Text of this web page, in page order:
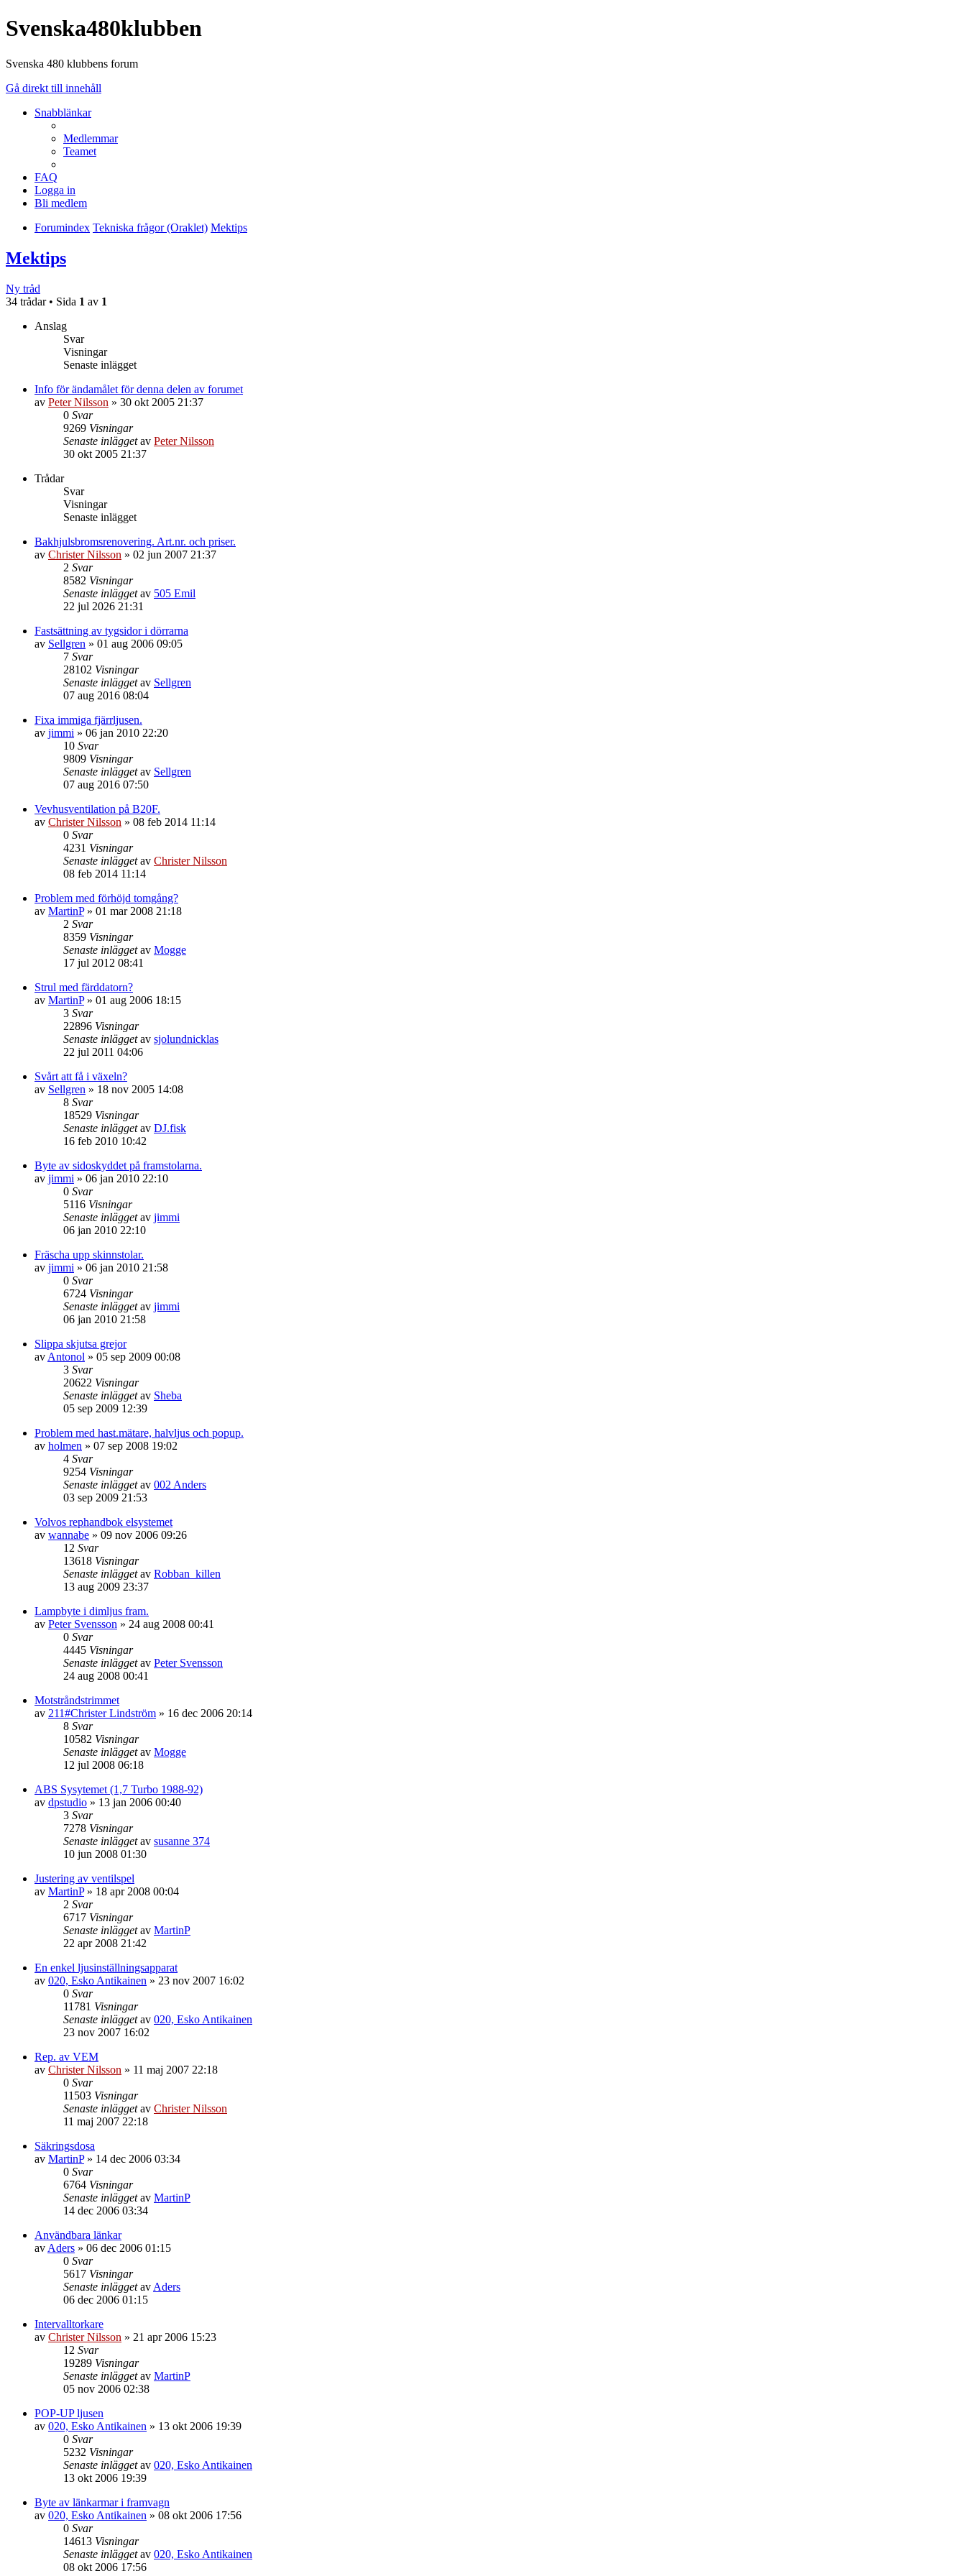
Svenska480klubben
Svenska 480 klubbens forum
Gå direkt till innehåll
Snabblänkar
Medlemmar
Teamet
FAQ
Logga in
Bli medlem
Forumindex Tekniska frågor (Oraklet) Mektips
Mektips
Ny tråd
34 trådar • Sida 1 av 1
Anslag
Svar
Visningar
Senaste inlägget
Info för ändamålet för denna delen av forumet
av Peter Nilsson » 30 okt 2005 21:37
0 Svar
9269 Visningar
Senaste inläggetav Peter Nilsson
30 okt 2005 21:37
Trådar
Svar
Visningar
Senaste inlägget
Bakhjulsbromsrenovering. Art.nr. och priser.
av Christer Nilsson » 02 jun 2007 21:37
2 Svar
8582 Visningar
Senaste inläggetav 505 Emil
22 jul 2026 21:31
Fastsättning av tygsidor i dörrarna
av Sellgren » 01 aug 2006 09:05
7 Svar
28102 Visningar
Senaste inläggetav Sellgren
07 aug 2016 08:04
Fixa immiga fjärrljusen.
av jimmi » 06 jan 2010 22:20
10 Svar
9809 Visningar
Senaste inläggetav Sellgren
07 aug 2016 07:50
Vevhusventilation på B20F.
av Christer Nilsson » 08 feb 2014 11:14
0 Svar
4231 Visningar
Senaste inläggetav Christer Nilsson
08 feb 2014 11:14
Problem med förhöjd tomgång?
av MartinP» 01 mar 2008 21:18
2 Svar
8359 Visningar
Senaste inläggetav Mogge
17 jul 2012 08:41
Strul med färddatorn?
av MartinP» 01 aug 2006 18:15
3 Svar
22896 Visningar
Senaste inläggetav sjolundnicklas
22 jul 2011 04:06
Svårt att få i växeln?
av Sellgren » 18 nov 2005 14:08
8 Svar
18529 Visningar
Senaste inläggetav DJ.fisk
16 feb 2010 10:42
Byte av sidoskyddet på framstolarna.
av jimmi » 06 jan 2010 22:10
0 Svar
5116 Visningar
Senaste inläggetav jimmi
06 jan 2010 22:10
Fräscha upp skinnstolar.
av jimmi » 06 jan 2010 21:58
0 Svar
6724 Visningar
Senaste inläggetav jimmi
06 jan 2010 21:58
Slippa skjutsa grejor
av Antonol » 05 sep 2009 00:08
3 Svar
20622 Visningar
Senaste inläggetav Sheba
05 sep 2009 12:39
Problem med hast.mätare, halvljus och popup.
av holmen » 07 sep 2008 19:02
4 Svar
9254 Visningar
Senaste inläggetav 002 Anders
03 sep 2009 21:53
Volvos rephandbok elsystemet
av wannabe » 09 nov 2006 09:26
12 Svar
13618 Visningar
Senaste inläggetav Robban_killen
13 aug 2009 23:37
Lampbyte i dimljus fram.
av Peter Svensson » 24 aug 2008 00:41
0 Svar
4445 Visningar
Senaste inläggetav Peter Svensson
24 aug 2008 00:41
Motstråndstrimmet
av 211#Christer Lindström » 16 dec 2006 20:14
8 Svar
10582 Visningar
Senaste inläggetav Mogge
12 jul 2008 06:18
ABS Sysytemet (1,7 Turbo 1988-92)
av dpstudio » 13 jan 2006 00:40
3 Svar
7278 Visningar
Senaste inläggetav susanne 374
10 jun 2008 01:30
Justering av ventilspel
av MartinP» 18 apr 2008 00:04
2 Svar
6717 Visningar
Senaste inläggetav MartinP
22 apr 2008 21:42
En enkel ljusinställningsapparat
av 020, Esko Antikainen » 23 nov 2007 16:02
0 Svar
11781 Visningar
Senaste inläggetav 020, Esko Antikainen
23 nov 2007 16:02
Rep. av VEM
av Christer Nilsson » 11 maj 2007 22:18
0 Svar
11503 Visningar
Senaste inläggetav Christer Nilsson
11 maj 2007 22:18
Säkringsdosa
av MartinP» 14 dec 2006 03:34
0 Svar
6764 Visningar
Senaste inläggetav MartinP
14 dec 2006 03:34
Användbara länkar
av Aders » 06 dec 2006 01:15
0 Svar
5617 Visningar
Senaste inläggetav Aders
06 dec 2006 01:15
Intervalltorkare
av Christer Nilsson » 21 apr 2006 15:23
12 Svar
19289 Visningar
Senaste inläggetav MartinP
05 nov 2006 02:38
POP-UP ljusen
av 020, Esko Antikainen » 13 okt 2006 19:39
0 Svar
5232 Visningar
Senaste inläggetav 020, Esko Antikainen
13 okt 2006 19:39
Byte av länkarmar i framvagn
av 020, Esko Antikainen » 08 okt 2006 17:56
0 Svar
14613 Visningar
Senaste inläggetav 020, Esko Antikainen
08 okt 2006 17:56